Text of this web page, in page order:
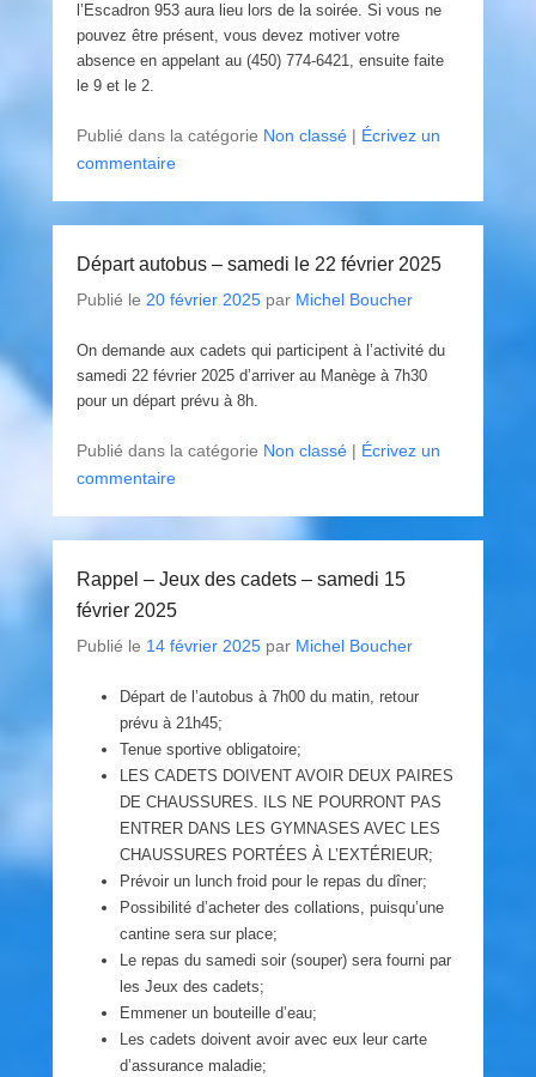
l’Escadron 953 aura lieu lors de la soirée. Si vous ne
pouvez être présent, vous devez motiver votre
absence en appelant au (450) 774-6421, ensuite faite
le 9 et le 2.
Publié dans la catégorie Non classé | Écrivez un
commentaire
Départ autobus – samedi le 22 février 2025
Publié le 20 février 2025 par Michel Boucher
On demande aux cadets qui participent à l’activité du
samedi 22 février 2025 d’arriver au Manège à 7h30
pour un départ prévu à 8h.
Publié dans la catégorie Non classé | Écrivez un
commentaire
Rappel – Jeux des cadets – samedi 15
février 2025
Publié le 14 février 2025 par Michel Boucher
Départ de l’autobus à 7h00 du matin, retour
prévu à 21h45;
Tenue sportive obligatoire;
LES CADETS DOIVENT AVOIR DEUX PAIRES
DE CHAUSSURES. ILS NE POURRONT PAS
ENTRER DANS LES GYMNASES AVEC LES
CHAUSSURES PORTÉES À L’EXTÉRIEUR;
Prévoir un lunch froid pour le repas du dîner;
Possibilité d’acheter des collations, puisqu’une
cantine sera sur place;
Le repas du samedi soir (souper) sera fourni par
les Jeux des cadets;
Emmener un bouteille d’eau;
Les cadets doivent avoir avec eux leur carte
d’assurance maladie;